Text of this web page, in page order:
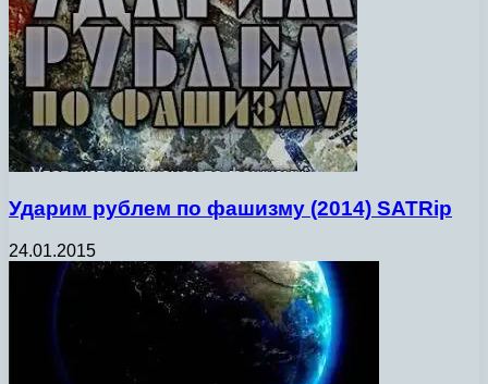
Ударим рублем по фашизму (2014) SATRip
24.01.2015